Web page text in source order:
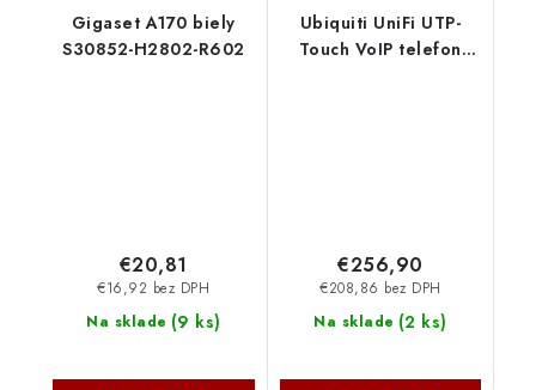
Gigaset A170 biely
S30852-H2802-R602
Na sklade (9 ks)
€16,92 bez DPH
€20,81
Ubiquiti UniFi UTP-
Touch VoIP telefon
Na sklade (2 ks)
€208,86 bez DPH
€256,90